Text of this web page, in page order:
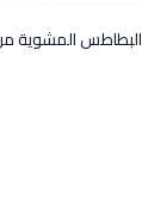
البطاطس المشوية